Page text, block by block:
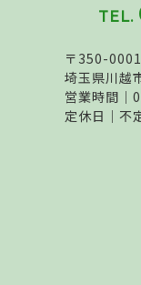
TEL.
〒350-0001
埼玉県川越
営業時間｜
定休日｜不